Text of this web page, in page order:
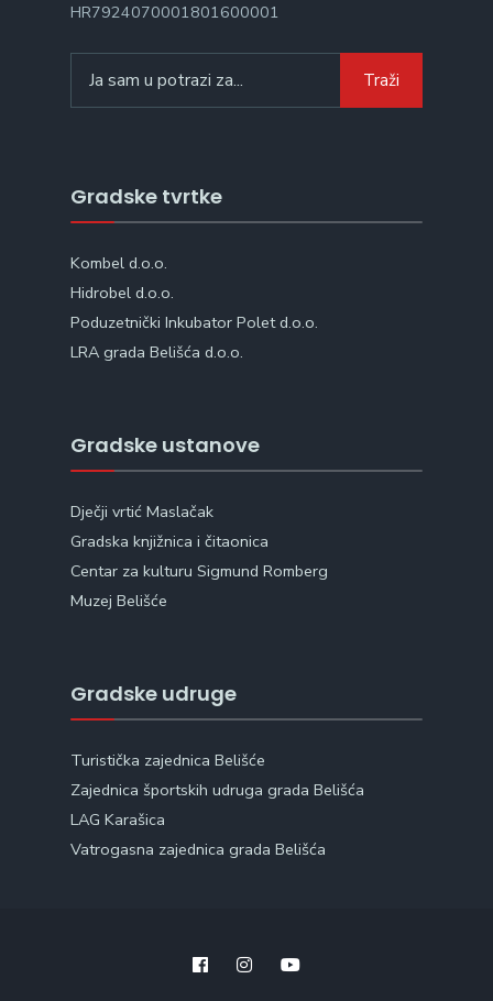
HR7924070001801600001
for:
Traži
Gradske tvrtke
Kombel d.o.o.
Hidrobel d.o.o.
Poduzetnički Inkubator Polet d.o.o.
LRA grada Belišća d.o.o.
Gradske ustanove
Dječji vrtić Maslačak
Gradska knjižnica i čitaonica
Centar za kulturu Sigmund Romberg
Muzej Belišće
Gradske udruge
Turistička zajednica Belišće
Zajednica športskih udruga grada Belišća
LAG Karašica
Vatrogasna zajednica grada Belišća